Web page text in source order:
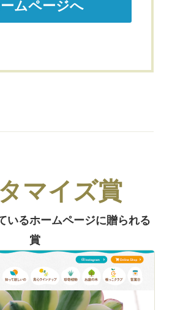
ムページへ
マイズ賞
いるホームページに贈られる
賞